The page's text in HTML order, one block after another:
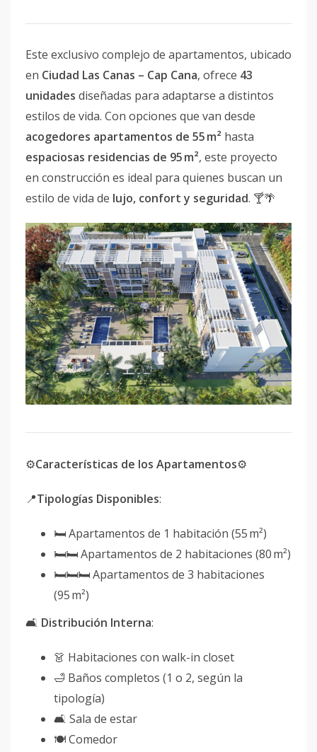
Este exclusivo complejo de apartamentos, ubicado
en Ciudad Las Canas – Cap Cana, ofrece 43
unidades diseñadas para adaptarse a distintos
estilos de vida. Con opciones que van desde
acogedores apartamentos de 55 m² hasta
espaciosas residencias de 95 m², este proyecto
en construcción es ideal para quienes buscan un
estilo de vida de lujo, confort y seguridad. 🍸🌴
⚙️Características de los Apartamentos⚙️
📍Tipologías Disponibles:
🛏 Apartamentos de 1 habitación (55 m²)
🛏🛏 Apartamentos de 2 habitaciones (80 m²)
🛏🛏🛏 Apartamentos de 3 habitaciones
(95 m²)
🛋 Distribución Interna:
👗 Habitaciones con walk-in closet
🛁 Baños completos (1 o 2, según la
tipología)
🛋️ Sala de estar
🍽️ Comedor